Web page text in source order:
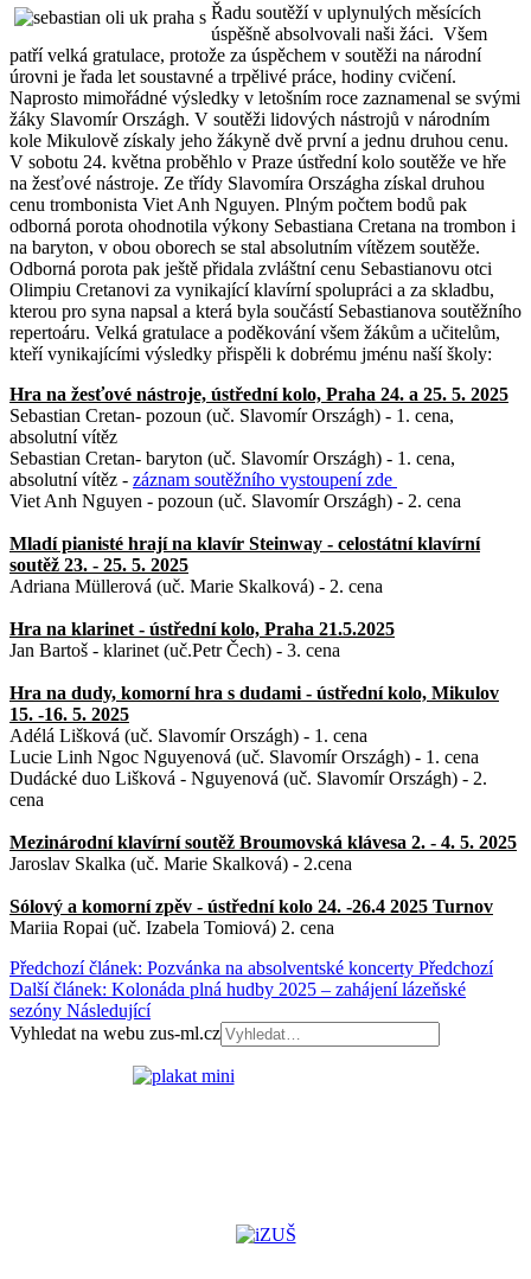
Řadu soutěží v uplynulých měsících
úspěšně absolvovali naši žáci. Všem
patří velká gratulace, protože za úspěchem v soutěži na národní
úrovni je řada let soustavné a trpělivé práce, hodiny cvičení.
Naprosto mimořádné výsledky v letošním roce zaznamenal se svými
žáky Slavomír Országh. V soutěži lidových nástrojů v národním
kole Mikulově získaly jeho žákyně dvě první a jednu druhou cenu.
V sobotu 24. května proběhlo v Praze ústřední kolo soutěže ve hře
na žesťové nástroje. Ze třídy Slavomíra Országha získal druhou
cenu trombonista Viet Anh Nguyen. Plným počtem bodů pak
odborná porota ohodnotila výkony Sebastiana Cretana na trombon i
na baryton, v obou oborech se stal absolutním vítězem soutěže.
Odborná porota pak ještě přidala zvláštní cenu Sebastianovu otci
Olimpiu Cretanovi za vynikající klavírní spolupráci a za skladbu,
kterou pro syna napsal a která byla součástí Sebastianova soutěžního
repertoáru. Velká gratulace a poděkování všem žákům a učitelům,
kteří vynikajícími výsledky přispěli k dobrému jménu naší školy:
Hra na žesťové nástroje, ústřední kolo, Praha 24. a 25. 5. 2025
Sebastian Cretan- pozoun (uč. Slavomír Országh) - 1. cena,
absolutní vítěz
Sebastian Cretan- baryton (uč. Slavomír Országh) - 1. cena,
absolutní vítěz - záznam soutěžního vystoupení zde
Viet Anh Nguyen - pozoun (uč. Slavomír Országh) - 2. cena
Mladí pianisté hrají na klavír Steinway - celostátní klavírní
soutěž 23. - 25. 5. 2025
Adriana Müllerová (uč. Marie Skalková) - 2. cena
Hra na klarinet - ústřední kolo, Praha 21.5.2025
Jan Bartoš - klarinet (uč.Petr Čech) - 3. cena
Hra na dudy, komorní hra s dudami - ústřední kolo, Mikulov
15. -16. 5. 2025
Adélá Lišková (uč. Slavomír Országh) - 1. cena
Lucie Linh Ngoc Nguyenová (uč. Slavomír Országh) - 1. cena
Dudácké duo Lišková - Nguyenová (uč. Slavomír Országh) - 2.
cena
Mezinárodní klavírní soutěž Broumovská klávesa 2. - 4. 5. 2025
Jaroslav Skalka (uč. Marie Skalková) - 2.cena
Sólový a komorní zpěv - ústřední kolo 24. -26.4 2025 Turnov
Mariia Ropai (uč. Izabela Tomiová) 2. cena
Předchozí článek: Pozvánka na absolventské koncerty Předchozí
Další článek: Kolonáda plná hudby 2025 – zahájení lázeňské
sezóny Následující
Vyhledat na webu zus-ml.cz